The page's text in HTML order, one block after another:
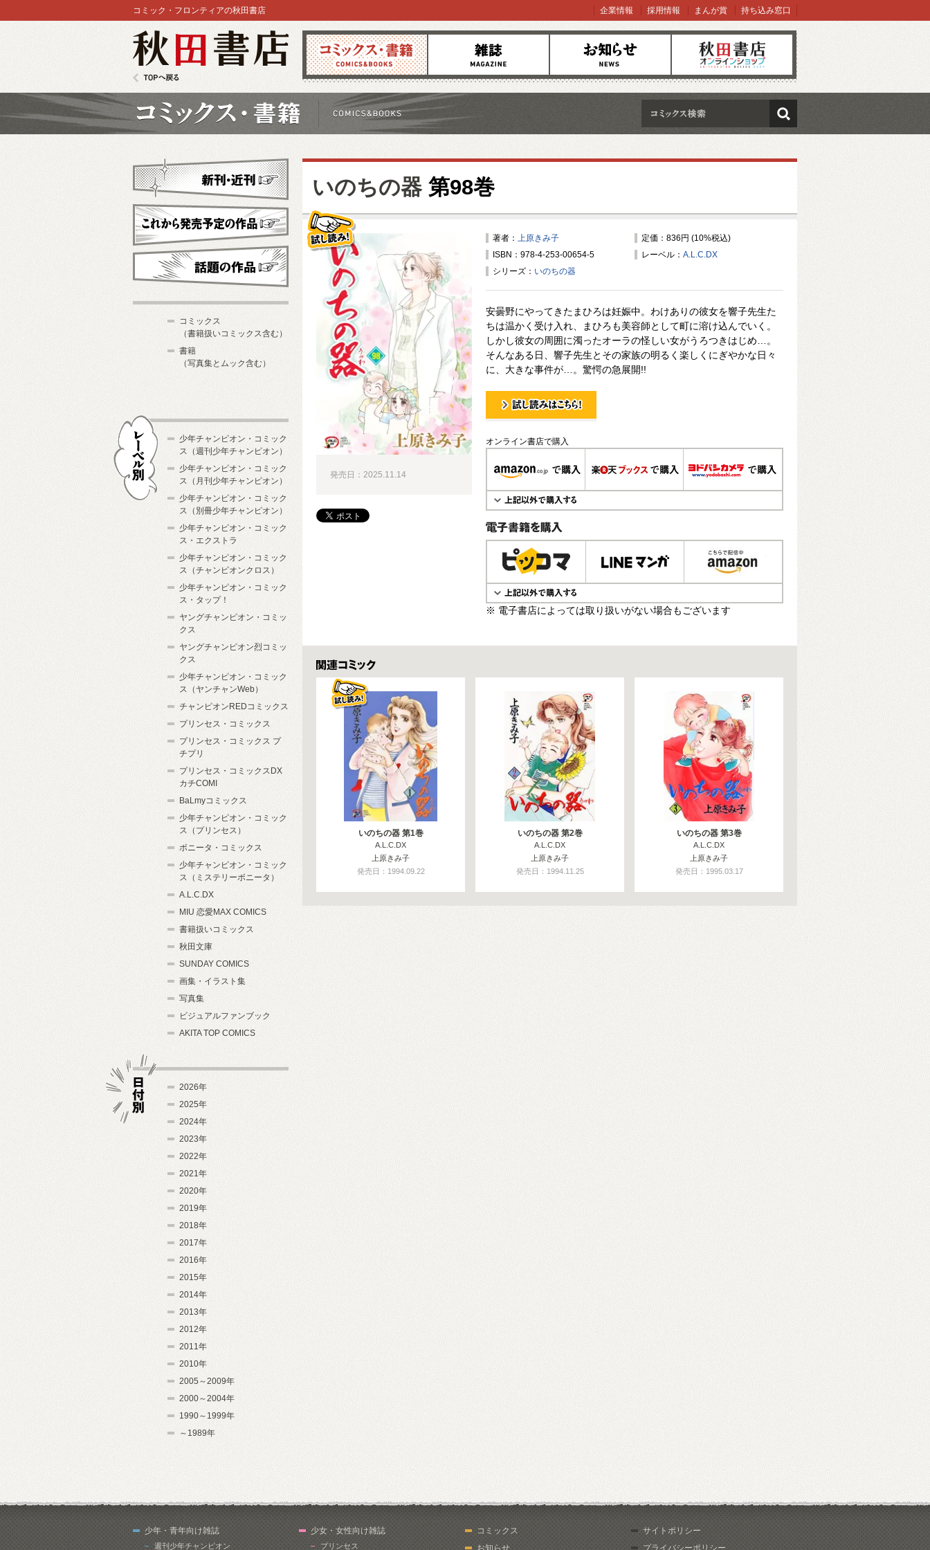
コミックス 雑誌 お知らせ オンラインショップ
コミック・フロンティアの秋田書店 企業情報 採用情報 まんが賞 持ち込み窓口
検索
いのちの器第98巻
著者： 上原きみ子
定価：836円 (10%税込)
ISBN：978-4-253-00654-5
レーベル： A.L.C.DX
シリーズ： いのちの器
安曇野にやってきたまひろは妊娠中。わけありの彼女を響子先生た
ちは温かく受け入れ、まひろも美容師として町に溶け込んでいく。
しかし彼女の周囲に濁ったオーラの怪しい女がうろつきはじめ…。
そんなある日、響子先生とその家族の明るく楽しくにぎやかな日々
に、大きな事件が…。驚愕の急展開!!
試し読み！
オンライン書店で購入
電子書籍で購入
※ 電子書店によっては取り扱いがない場合もございます
発売日：2025.11.14
関連コミックス
いのちの器 第1巻
A.L.C.DX
上原きみ子
発売日：1994.09.22
いのちの器 第2巻
A.L.C.DX
上原きみ子
発売日：1994.11.25
いのちの器 第3巻
A.L.C.DX
上原きみ子
発売日：1995.03.17
新刊・近刊
これから発売予定
コミックス
（書籍扱いコミックス含む）
書籍
（写真集とムック含む）
少年チャンピオン・コミック
ス（週刊少年チャンピオン）
少年チャンピオン・コミック
ス（月刊少年チャンピオン）
少年チャンピオン・コミック
ス（別冊少年チャンピオン）
少年チャンピオン・コミック
ス・エクストラ
少年チャンピオン・コミック
ス（チャンピオンクロス）
少年チャンピオン・コミック
ス・タップ！
ヤングチャンピオン・コミッ
クス
ヤングチャンピオン烈コミッ
クス
少年チャンピオン・コミック
ス（ヤンチャンWeb）
チャンピオンREDコミックス
プリンセス・コミックス
プリンセス・コミックス プ
チプリ
プリンセス・コミックスDX
カチCOMI
BaLmyコミックス
少年チャンピオン・コミック
ス（プリンセス）
ボニータ・コミックス
少年チャンピオン・コミック
ス（ミステリーボニータ）
A.L.C.DX
MIU 恋愛MAX COMICS
書籍扱いコミックス
秋田文庫
SUNDAY COMICS
画集・イラスト集
写真集
ビジュアルファンブック
AKITA TOP COMICS
2026年
2025年
2024年
2023年
2022年
2021年
2020年
2019年
2018年
2017年
2016年
2015年
2014年
2013年
2012年
2011年
2010年
2005～2009年
2000～2004年
1990～1999年
～1989年
少年・青年向け雑誌
週刊少年チャンピオン
少女・女性向け雑誌
プリンセス
コミックス
お知らせ
サイトポリシー
プライバシーポリシー